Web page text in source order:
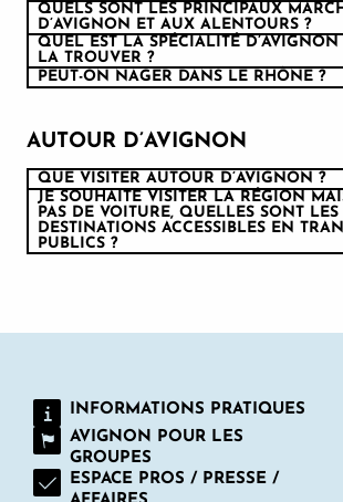
QUELS SONT LES PRINCIPAUX
D’AVIGNON ET AUX ALENTOURS ?
QUEL EST LA SPÉCIALITÉ D’AVIGNON
LA TROUVER ?
PEUT-ON NAGER DANS LE RHÔNE ?
AUTOUR D’AVIGNON
QUE VISITER AUTOUR D’AVIGNON ?
JE SOUHAITE VISITER LA RÉGION
PAS DE VOITURE, QUELLES SONT LES
DESTINATIONS ACCESSIBLES EN
PUBLICS ?
INFORMATIONS PRATIQUES
AVIGNON POUR LES
GROUPES
ESPACE PROS / PRESSE /